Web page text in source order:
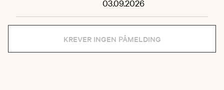
03.09.2026
KREVER INGEN PÅMELDING